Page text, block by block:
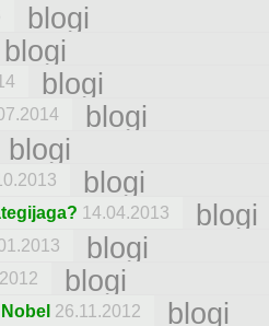
blogi
blogi
blogi
blogi
blogi
blogi
14.04.2013 blogi
blogi
blogi
26.11.2012 blogi